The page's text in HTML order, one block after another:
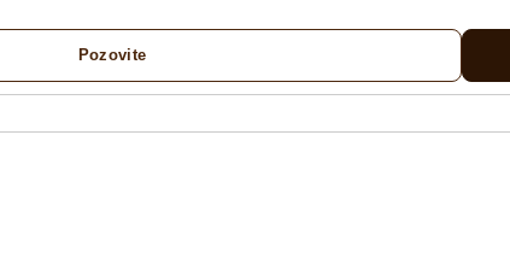
Pozovite